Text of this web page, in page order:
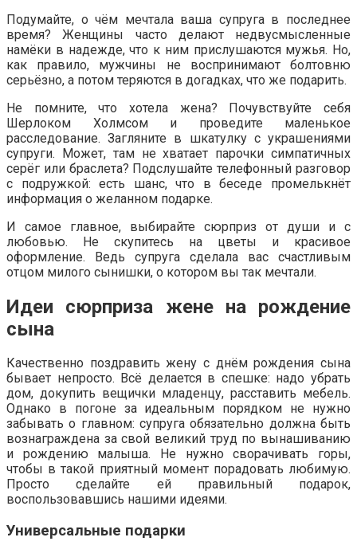
Подумайте, о чём мечтала ваша супруга в последнее
время? Женщины часто делают недвусмысленные
намёки в надежде, что к ним прислушаются мужья. Но,
как правило, мужчины не воспринимают болтовню
серьёзно, а потом теряются в догадках, что же подарить.
Не помните, что хотела жена? Почувствуйте себя
Шерлоком Холмсом и проведите маленькое
расследование. Загляните в шкатулку с украшениями
супруги. Может, там не хватает парочки симпатичных
серёг или браслета? Подслушайте телефонный разговор
с подружкой: есть шанс, что в беседе промелькнёт
информация о желанном подарке.
И самое главное, выбирайте сюрприз от души и с
любовью. Не скупитесь на цветы и красивое
оформление. Ведь супруга сделала вас счастливым
отцом милого сынишки, о котором вы так мечтали.
Идеи сюрприза жене на рождение
сына
Качественно поздравить жену с днём рождения сына
бывает непросто. Всё делается в спешке: надо убрать
дом, докупить вещички младенцу, расставить мебель.
Однако в погоне за идеальным порядком не нужно
забывать о главном: супруга обязательно должна быть
вознаграждена за свой великий труд по вынашиванию
и рождению малыша. Не нужно сворачивать горы,
чтобы в такой приятный момент порадовать любимую.
Просто сделайте ей правильный подарок,
воспользовавшись нашими идеями.
Универсальные подарки